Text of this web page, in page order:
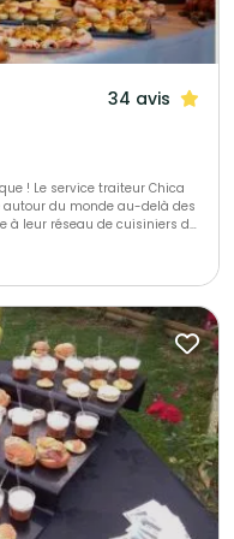
34 avis
Chica
autour du monde au-delà des
à leur réseau de cuisiniers de
en-Laye et ses alentours,
vous font découvrir tout un